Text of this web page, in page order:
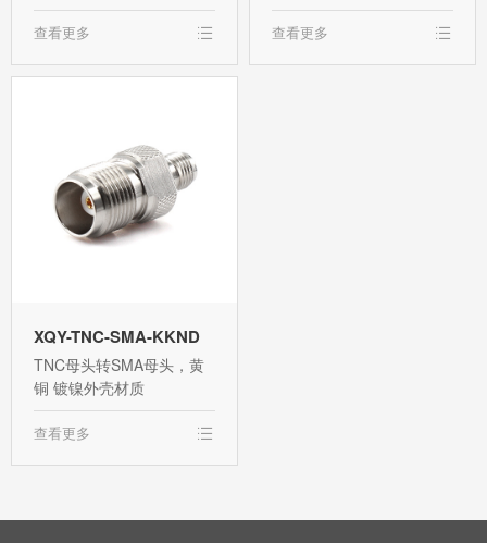
查看更多 查看更多
XQY-TNC-SMA-KKND
TNC母头转SMA母头，黄
铜 镀镍外壳材质
查看更多